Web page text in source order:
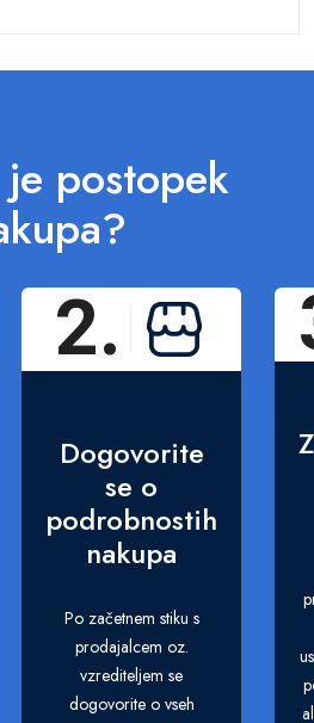
je postopek
2.
Dogovorite
se o
podrobnostih
nakupa
Po začetnem stiku s
prodajalcem oz.
vzrediteljem se
dogovorite o vseh